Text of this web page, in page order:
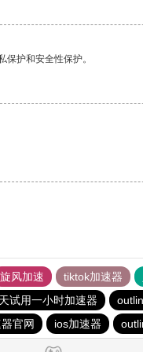
护和安全性保护。
旋风加速 tiktok加速器
试用一小时加速器
官网 ios加速器